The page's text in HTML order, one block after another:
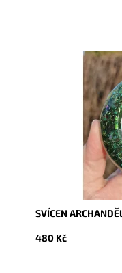
SVÍCEN
480 Kč